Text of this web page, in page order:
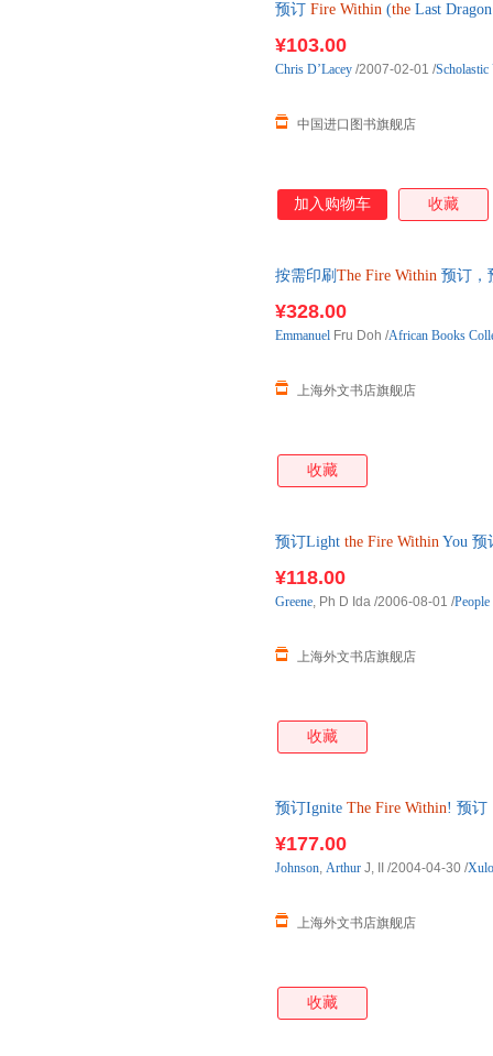
预订 Fire Within (the Last
¥103.00
中国进口图书旗舰店
Chris D’Lacey /2007-02-01 /Scholastic
加入购物车 收藏
按需印刷 The Fire Within 预订，
¥328.00
上海外文书店旗舰店
Emmanuel Fru Doh /African Books
收藏
预订Light the Fire Within You 预
¥118.00
上海外文书店旗舰店
Greene, Ph D Ida /2006-08-01 /
收藏
预订Ignite The Fire Within! 预订
¥177.00
上海外文书店旗舰店
Johnson, Arthur J, II /2004-04-30 /
收藏